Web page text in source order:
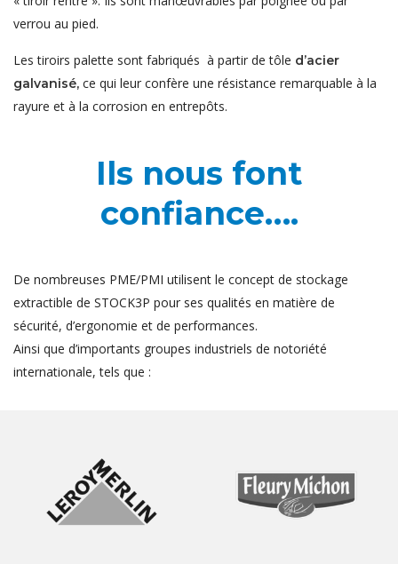
verrou au pied.
Les tiroirs palette sont fabriqués à partir de tôle d’acier
galvanisé, ce qui leur confère une résistance remarquable à la
rayure et à la corrosion en entrepôts.
Ils nous font
confiance….
De nombreuses PME/PMI utilisent le concept de stockage
extractible de STOCK3P pour ses qualités en matière de
sécurité, d’ergonomie et de performances.
Ainsi que d’importants groupes industriels de notoriété
internationale, tels que :